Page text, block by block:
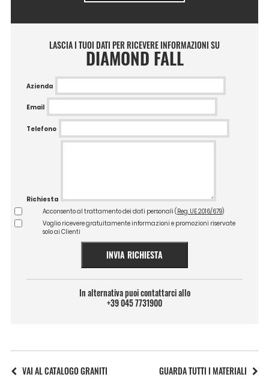
LASCIA I TUOI DATI PER RICEVERE INFORMAZIONI SU
DIAMOND FALL
Azienda
Email
Telefono
Richiesta
Acconsento al trattamento dei dati personali ( Reg. UE 2016/679)
Voglio ricevere gratuitamente informazioni e promozioni riservate
solo ai Clienti
INVIA RICHIESTA
In alternativa puoi contattarci allo
+39 045 7731900
VAI AL CATALOGO GRANITI GUARDA TUTTI I MATERIALI